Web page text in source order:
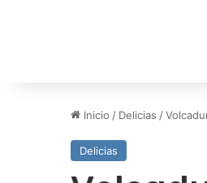
Inicio / Delicias /
Delicias